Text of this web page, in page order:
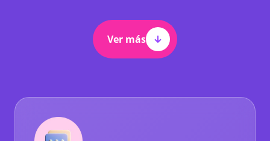
He tenido el placer de usar Hocoos para mi blog,
excepcional. Desde el momento en que
interactué por primera vez con la empresa,
Ver más